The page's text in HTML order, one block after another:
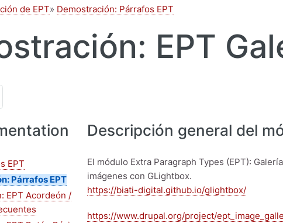
de EPT Demostración: Párrafos EPT
EPT
EPT
Párrafos EPT
EPT Acordeón /
Descripción general del
El módulo Extra Paragraph Types (EPT):
imágenes con GLightbox.
https://biati-digital.github.io/glightbox/
https://www.drupal.org/project/